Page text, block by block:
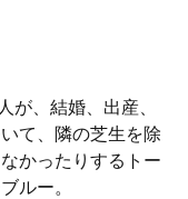
が、結婚、出産、
て、隣の芝生を除
かったりするトー
ルー。